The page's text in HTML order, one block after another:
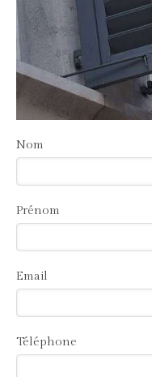
Nom
Prénom
Email
Téléphone